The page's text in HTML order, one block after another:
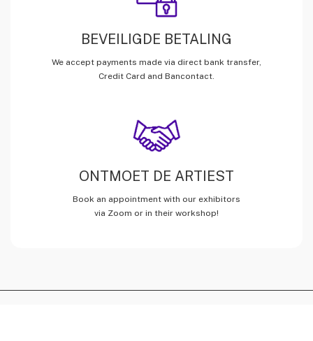
BEVEILIGDE BETALING
We accept payments made via direct bank transfer,
Credit Card and Bancontact.
ONTMOET DE ARTIEST
Book an appointment with our exhibitors
via Zoom or in their workshop!